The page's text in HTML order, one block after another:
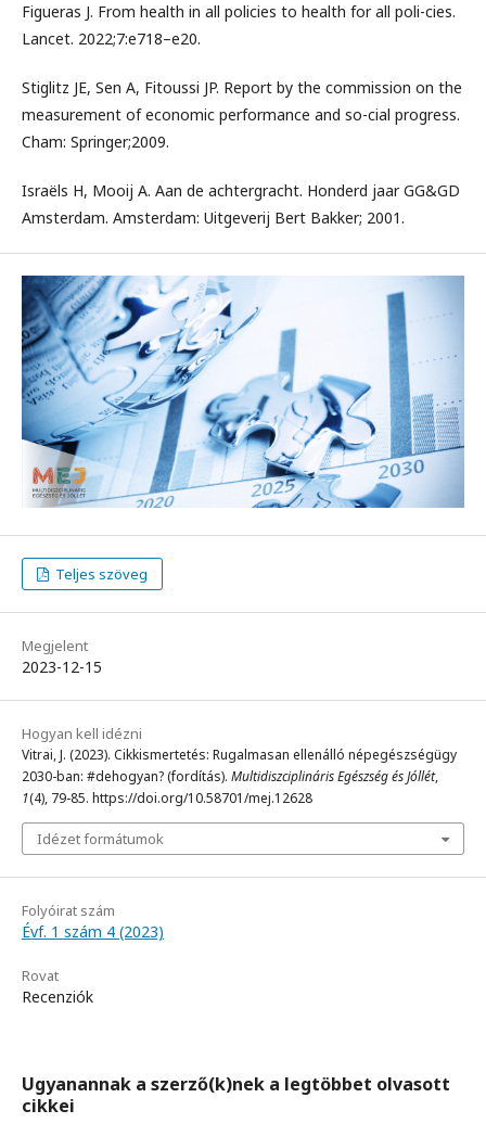
Figueras J. From health in all policies to health for all poli-cies.
Lancet. 2022;7:e718–e20.
Stiglitz JE, Sen A, Fitoussi JP. Report by the commission on the
measurement of economic performance and so-cial progress.
Cham: Springer;2009.
Israëls H, Mooij A. Aan de achtergracht. Honderd jaar GG&GD
Amsterdam. Amsterdam: Uitgeverij Bert Bakker; 2001.
Teljes szöveg
Megjelent
2023-12-15
Hogyan kell idézni
Vitrai, J. (2023). Cikkismertetés: Rugalmasan ellenálló népegészségügy
2030-ban: #dehogyan? (fordítás). Multidiszciplináris Egészség és Jóllét,
1(4), 79-85. https://doi.org/10.58701/mej.12628
Idézet formátumok
Folyóirat szám
Évf. 1 szám 4 (2023)
Rovat
Recenziók
Ugyanannak a szerző(k)nek a legtöbbet olvasott
cikkei